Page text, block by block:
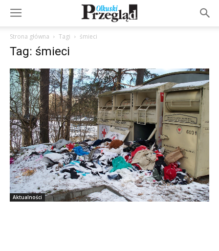
Strona główna Tagi śmieci
Tag: śmieci
Aktualności